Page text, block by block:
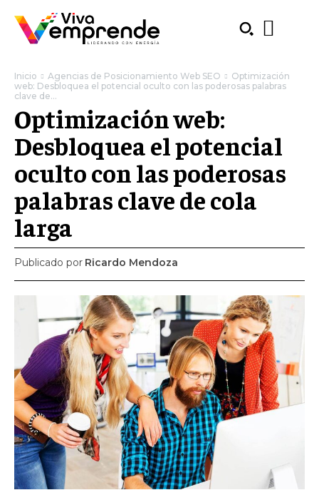
Welcome to Liberty Case
We have a curated list of the most noteworthy news from all
across the globe. With any subscription plan, you get access
toexclusive articlesthat let you stay ahead of the curve.
Your Profile
NEWS LIFESTYLE PUBLIC OPINION
Inicio Agencias de Posicionamiento Web SEO
Optimización
web: Desbloquea el potencial oculto con las poderosas palabras
clave de...
Optimización web:
Desbloquea el potencial
oculto con las poderosas
palabras clave de cola
larga
Publicado por Ricardo Mendoza